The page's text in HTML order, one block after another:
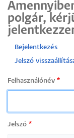
polgár,
Primary
tabs
Bejelentkezés
Jelszó
Felhasználónév
Jelszó